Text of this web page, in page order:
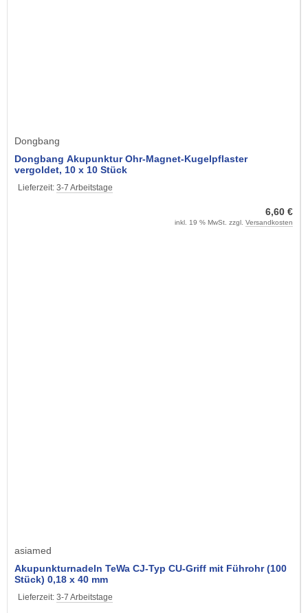
Dongbang
Dongbang Akupunktur Ohr-Magnet-Kugelpflaster
vergoldet, 10 x 10 Stück
Lieferzeit: 3-7 Arbeitstage
6,60 €
inkl. 19 % MwSt. zzgl. Versandkosten
asiamed
Akupunkturnadeln TeWa CJ-Typ CU-Griff mit Führohr (100
Stück) 0,18 x 40 mm
Lieferzeit: 3-7 Arbeitstage